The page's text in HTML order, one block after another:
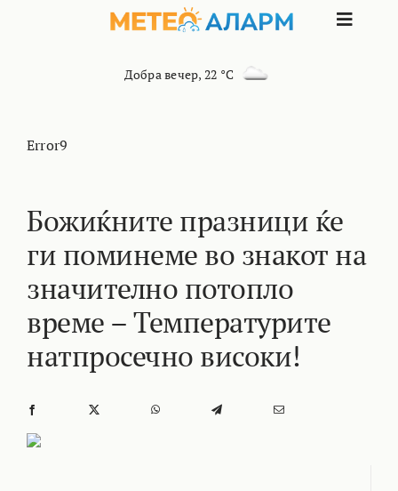
Toggle
КОНТАКТ
МАРКЕТИНГ
Добра вечер, 22 °C
Error9
Божиќните празници ќе
ги поминеме во знакот на
значително потопло
време – Температурите
натпросечно високи!